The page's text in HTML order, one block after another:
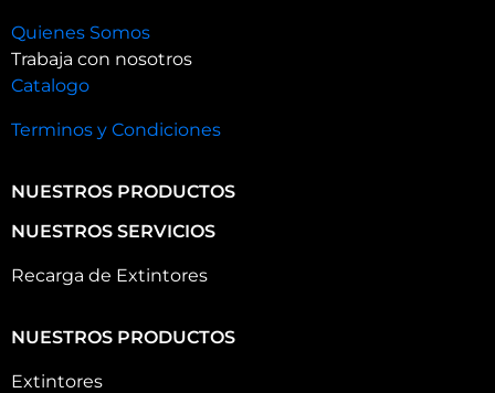
Quienes Somos
Trabaja con nosotros
Catalogo
Terminos y Condiciones
NUESTROS PRODUCTOS
NUESTROS SERVICIOS
Recarga de Extintores
NUESTROS PRODUCTOS
Extintores